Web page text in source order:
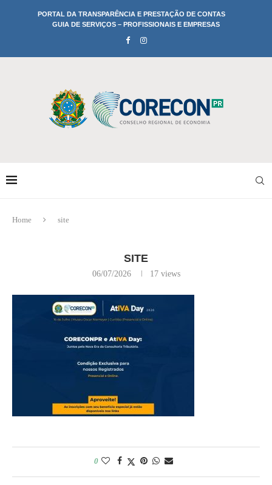
PORTAL DA TRANSPARÊNCIA E PRESTAÇÃO DE CONTAS
GUIA DE SERVIÇOS – PROFISSIONAIS E EMPRESAS
Home site
SITE
06/07/2026 17views
0